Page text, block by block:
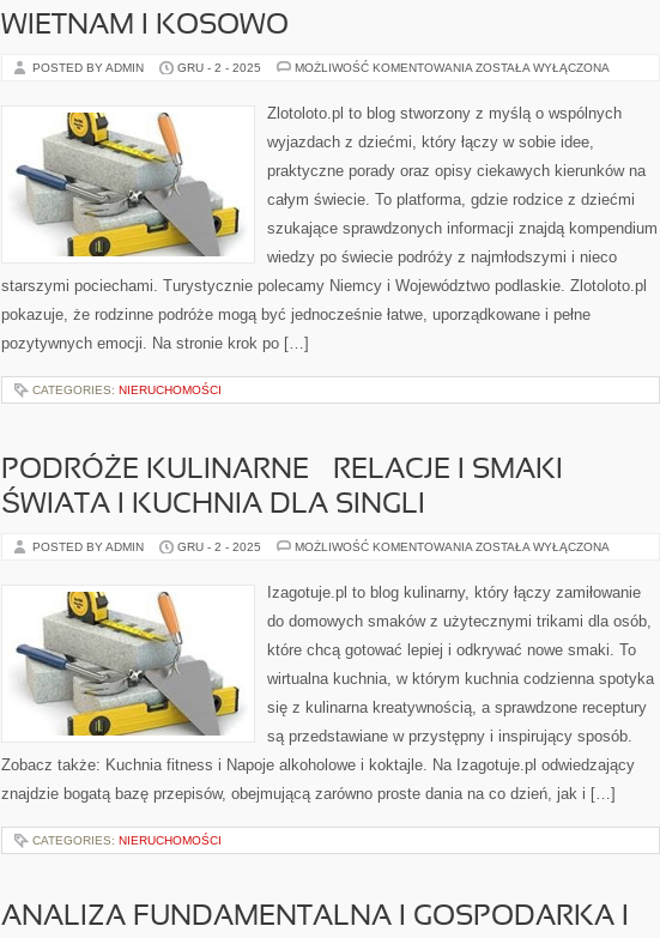
WIETNAM I KOSOWO
POSTED BY ADMIN GRU - 2 - 2025 MOŻLIWOŚĆ KOMENTOWANIA WIETNAM
ZOSTAŁA WYŁĄCZONA
Zlotoloto.pl to blog stworzony z myślą o wspólnych
wyjazdach z dziećmi, który łączy w sobie idee,
praktyczne porady oraz opisy ciekawych kierunków na
całym świecie. To platforma, gdzie rodzice z dziećmi
szukające sprawdzonych informacji znajdą kompendium
wiedzy po świecie podróży z najmłodszymi i nieco
starszymi pociechami. Turystycznie polecamy Niemcy i Województwo podlaskie. Zlotoloto.pl
pokazuje, że rodzinne podróże mogą być jednocześnie łatwe, uporządkowane i pełne
pozytywnych emocji. Na stronie krok po […]
CATEGORIES: NIERUCHOMOŚCI
PODRÓŻE KULINARNE – RELACJE I SMAKI
ŚWIATA I KUCHNIA DLA SINGLI
POSTED BY ADMIN GRU - 2 - 2025 MOŻLIWOŚĆ KOMENTOWANIA PODRÓŻE
RELACJE
I
ŚWIATA
KUCHNIA
SINGLI
ZOSTAŁA WYŁĄCZONA
Izagotuje.pl to blog kulinarny, który łączy zamiłowanie
do domowych smaków z użytecznymi trikami dla osób,
które chcą gotować lepiej i odkrywać nowe smaki. To
wirtualna kuchnia, w którym kuchnia codzienna spotyka
się z kulinarna kreatywnością, a sprawdzone receptury
są przedstawiane w przystępny i inspirujący sposób.
Zobacz także: Kuchnia fitness i Napoje alkoholowe i koktajle. Na Izagotuje.pl odwiedzający
znajdzie bogatą bazę przepisów, obejmującą zarówno proste dania na co dzień, jak i […]
CATEGORIES: NIERUCHOMOŚCI
ANALIZA FUNDAMENTALNA I GOSPODARKA I